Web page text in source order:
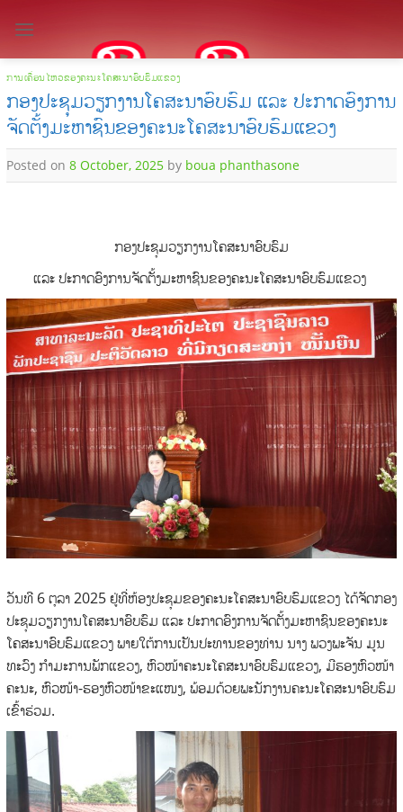
content
ການເຄື່ອນໄຫວຂອງຄະນະໂຄສະນາອົບຮົມແຂວງ
ກອງປະຊຸມວຽກງານໂຄສະນາອົບຮົມ ແລະ ປະກາດອົງການ
ຈັດຕັ້ງມະຫາຊົນຂອງຄະນະໂຄສະນາອົບຮົມແຂວງ
Posted on 8 October, 2025 by boua phanthasone
ກອງປະຊຸມວຽກງານໂຄສະນາອົບຮົມ
ແລະ ປະກາດອົງການຈັດຕັ້ງມະຫາຊົນຂອງຄະນະໂຄສະນາອົບຮົມແຂວງ
ວັນທີ 6 ຕຸລາ 2025 ຢູ່ທີ່ຫ້ອງປະຊຸມຂອງຄະນະໂຄສະນາອົບຮົມແຂວງ ໄດ້ຈັດກອງ
ປະຊຸມວຽກງານໂຄສະນາອົບຮົມ ແລະ ປະກາດອົງການຈັດຕັ້ງມະຫາຊົນຂອງຄະນະ
ໂຄສະນາອົບຮົມແຂວງ ພາຍໃຕ້ການເປັນປະທານຂອງທ່ານ ນາງ ພວງພະຈັນ ມູນ
ທະວົງ ກໍາມະການພັກແຂວງ, ຫົວໜ້າຄະນະໂຄສະນາອົບຮົມແຂວງ, ມີຮອງຫົວໜ້າ
ຄະນະ, ຫົວໜ້າ-ຮອງຫົວໜ້າຂະແໜງ, ພ້ອມດ້ວຍພະນັກງານຄະນະໂຄສະນາອົບຮົມ
ເຂົ້າຮ່ວມ.